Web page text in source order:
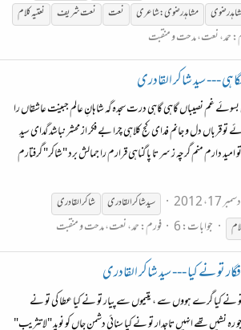
رضوی مشاہدرضوی:شاعری نعت نعت شریف نعتیہکلام
حمد، نعت، مدحت و منقبت
--- سید شاکر القادری
بسوئے غم نصیباں گاہی گاہی درت سجدہ گہ شاہانِ عالم جبینت عاشقاں را
تو قرباں دل و جانم فدای کج کلاہی چرا بے فکر از محشر نباشد گدای سیدِ
امید دارم منم گرچہ ز سر تا پا گناہی قرارم را جمالش برد "شاکر" گرفتارم
دسمبر 17، 2012 سید شاکر القادری
شاکر القادری
جوابات: 6 فورم:حمد، نعت، مدحت و منقبت
تو نے کیا --- سید شاکر القادری
نے کیا گرے ہووں سے ، یتیموں سے پیار تو نے کیا عطا کی تو نے
رہ نشیں تھے انہیں تاجدار تو نے کیا سنائی دشمنِ جاں کو نوید "لا تثریب"